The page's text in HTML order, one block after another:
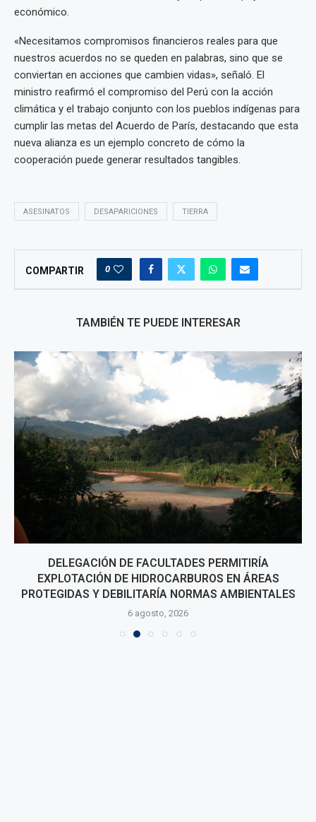
económico.
«Necesitamos compromisos financieros reales para que
nuestros acuerdos no se queden en palabras, sino que se
conviertan en acciones que cambien vidas», señaló. El
ministro reafirmó el compromiso del Perú con la acción
climática y el trabajo conjunto con los pueblos indígenas para
cumplir las metas del Acuerdo de París, destacando que esta
nueva alianza es un ejemplo concreto de cómo la
cooperación puede generar resultados tangibles.
ASESINATOS DESAPARICIONES TIERRA
COMPARTIR 0
TAMBIÉN TE PUEDE INTERESAR
DELEGACIÓN DE FACULTADES PERMITIRÍA
EXPLOTACIÓN DE HIDROCARBUROS EN ÁREAS
PROTEGIDAS Y DEBILITARÍA NORMAS AMBIENTALES
6 agosto, 2026